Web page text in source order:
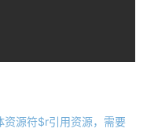
资源符$r引用资源，需要